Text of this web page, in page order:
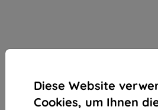
Diese Website
Cookies, um Ihnen